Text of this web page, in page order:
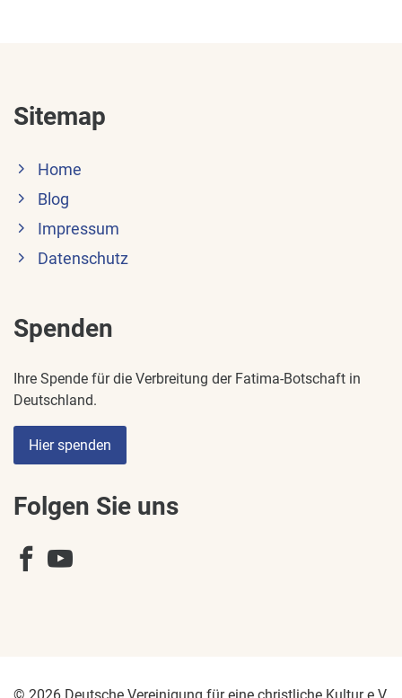
Sitemap
Home
Blog
Impressum
Datenschutz
Spenden
Ihre Spende für die Verbreitung der Fatima-Botschaft in
Deutschland.
Hier spenden
Folgen Sie uns
© 2026 Deutsche Vereinigung für eine christliche Kultur e.V.